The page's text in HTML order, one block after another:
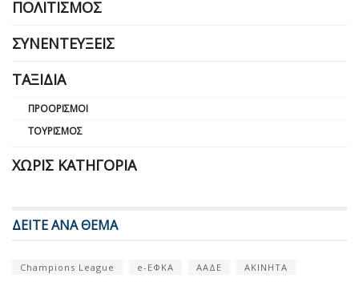
ΠΟΛΙΤΙΣΜΌΣ
ΣΥΝΕΝΤΕΎΞΕΙΣ
ΤΑΞΊΔΙΑ
ΠΡΟΟΡΙΣΜΟΊ
ΤΟΥΡΙΣΜΌΣ
ΧΩΡΊΣ ΚΑΤΗΓΟΡΊΑ
ΔΕΙΤΕ ΑΝΑ ΘΕΜΑ
Champions League e-ΕΦΚΑ ΑΑΔΕ
ΑΚΙΝΗΤΑ